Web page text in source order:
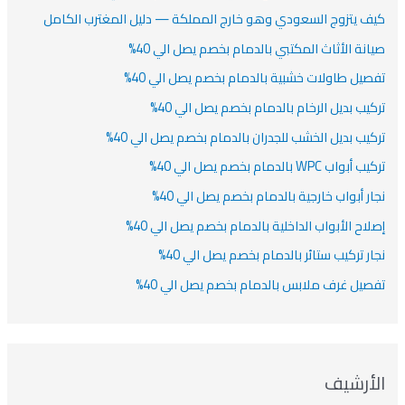
كيف يتزوج السعودي وهو خارج المملكة — دليل المغترب الكامل
صيانة الأثاث المكتبي بالدمام بخصم يصل الي 40%
تفصيل طاولات خشبية بالدمام بخصم يصل الي 40%
تركيب بديل الرخام بالدمام بخصم يصل الي 40%
تركيب بديل الخشب للجدران بالدمام بخصم يصل الي 40%
تركيب أبواب WPC بالدمام بخصم يصل الي 40%
نجار أبواب خارجية بالدمام بخصم يصل الي 40%
إصلاح الأبواب الداخلية بالدمام بخصم يصل الي 40%
نجار تركيب ستائر بالدمام بخصم يصل الي 40%
تفصيل غرف ملابس بالدمام بخصم يصل الي 40%
الأرشيف